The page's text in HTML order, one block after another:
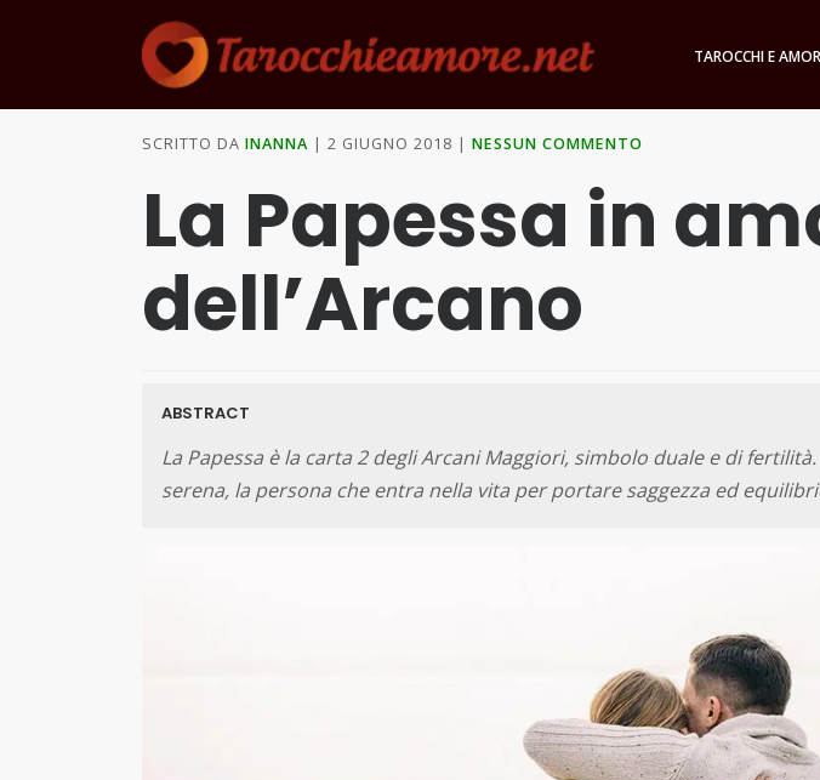
TAROCCHI E
SCRITTO DA INANNA 2 GIUGNO 2018 NESSUN COMMENTO
La Papessa in
dell’Arcano
ABSTRACT
La Papessa è la carta 2 degli Arcani Maggiori, simbolo duale e di
serena, la persona che entra nella vita per portare saggezza ed